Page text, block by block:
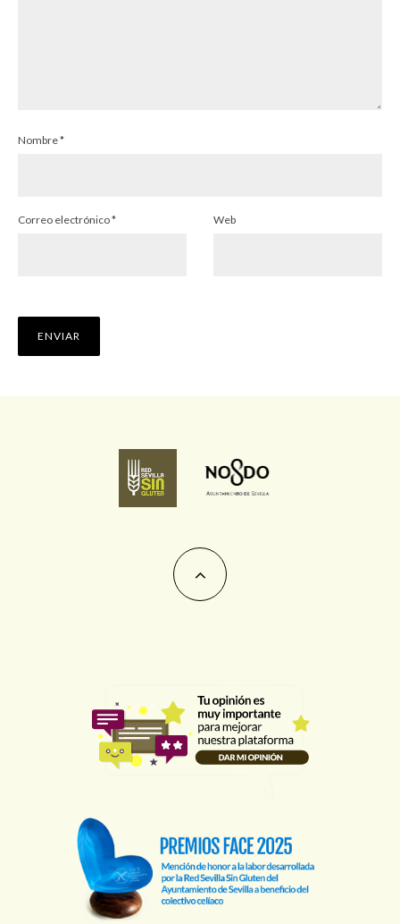
Nombre*
Correo electrónico* Web